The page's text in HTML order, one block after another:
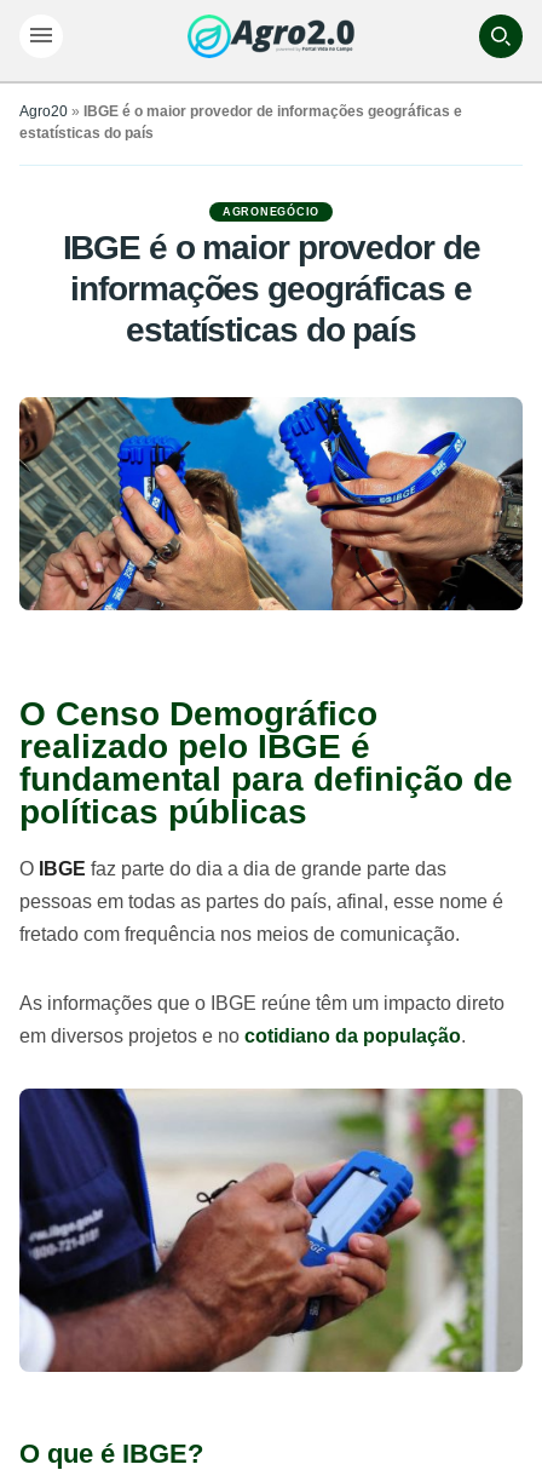
Agro20 »
IBGE é o maior provedor de informações geográficas e
estatísticas do país
AGRONEGÓCIO
IBGE é o maior provedor de
informações geográficas e
estatísticas do país
O Censo Demográfico
realizado pelo IBGE é
fundamental para definição de
políticas públicas
O IBGE faz parte do dia a dia de grande parte das
pessoas em todas as partes do país, afinal, esse nome é
fretado com frequência nos meios de comunicação.
As informações que o IBGE reúne têm um impacto direto
em diversos projetos e no cotidiano da população.
O que é IBGE?